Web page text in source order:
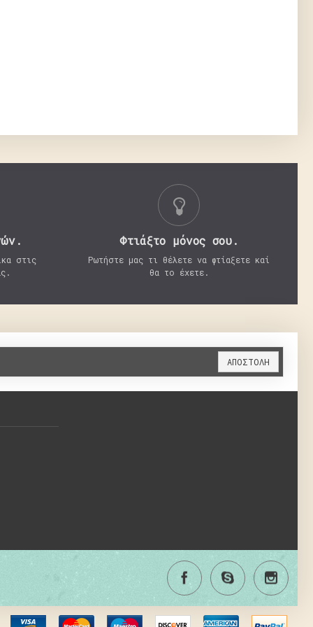
στις
Φτιάξτο μόνος σου.
Ρωτήστε μας τι θέλετε να φτίαξετε καί
θα το έχετε.
ΑΠΟΣΤΟΛΉ